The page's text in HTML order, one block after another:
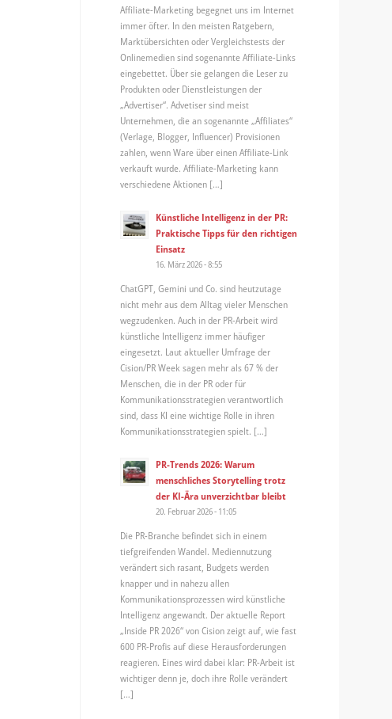
Affiliate-Marketing begegnet uns im Internet
immer öfter. In den meisten Ratgebern,
Marktübersichten oder Vergleichstests der
Onlinemedien sind sogenannte Affiliate-Links
eingebettet. Über sie gelangen die Leser zu
Produkten oder Dienstleistungen der
„Advertiser“. Advetiser sind meist
Unternehmen, die an sogenannte „Affiliates“
(Verlage, Blogger, Influencer) Provisionen
zahlen, wenn Ware über einen Affiliate-Link
verkauft wurde. Affiliate-Marketing kann
verschiedene Aktionen […]
Künstliche Intelligenz in der PR:
Praktische Tipps für den richtigen
Einsatz
16. März 2026 - 8:55
ChatGPT, Gemini und Co. sind heutzutage
nicht mehr aus dem Alltag vieler Menschen
wegzudenken. Auch in der PR-Arbeit wird
künstliche Intelligenz immer häufiger
eingesetzt. Laut aktueller Umfrage der
Cision/PR Week sagen mehr als 67 % der
Menschen, die in der PR oder für
Kommunikationsstrategien verantwortlich
sind, dass KI eine wichtige Rolle in ihren
Kommunikationsstrategien spielt. […]
PR-Trends 2026: Warum
menschliches Storytelling trotz
der KI-Ära unverzichtbar bleibt
20. Februar 2026 - 11:05
Die PR-Branche befindet sich in einem
tiefgreifenden Wandel. Mediennutzung
verändert sich rasant, Budgets werden
knapper und in nahezu allen
Kommunikationsprozessen wird künstliche
Intelligenz angewandt. Der aktuelle Report
„Inside PR 2026“ von Cision zeigt auf, wie fast
600 PR-Profis auf diese Herausforderungen
reagieren. Eines wird dabei klar: PR-Arbeit ist
wichtiger denn je, doch ihre Rolle verändert
[…]